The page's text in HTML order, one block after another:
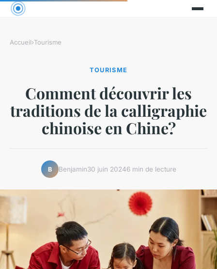
Accueil›Tourisme
TOURISME
Comment découvrir les
traditions de la calligraphie
chinoise en Chine?
B Benjamin30 juin 20246 min de lecture